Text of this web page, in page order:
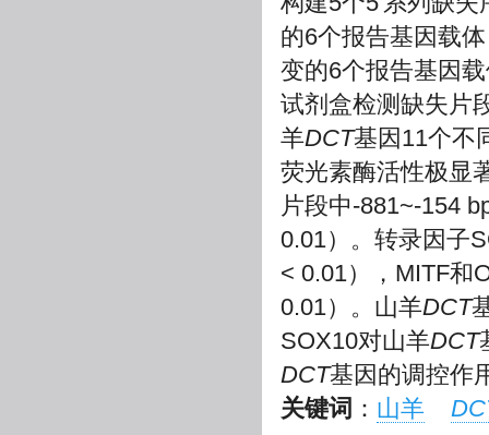
的6个报告基因载
变的6个报告基因
试剂盒检测缺失片
羊DCT基因11个不
荧光素酶活性极显
片段中-881~-154
0.01）。转录因子
< 0.01），MITF和
0.01）。山羊DCT
SOX10对山羊DCT
DCT基因的调控作
关键词 ： 山羊